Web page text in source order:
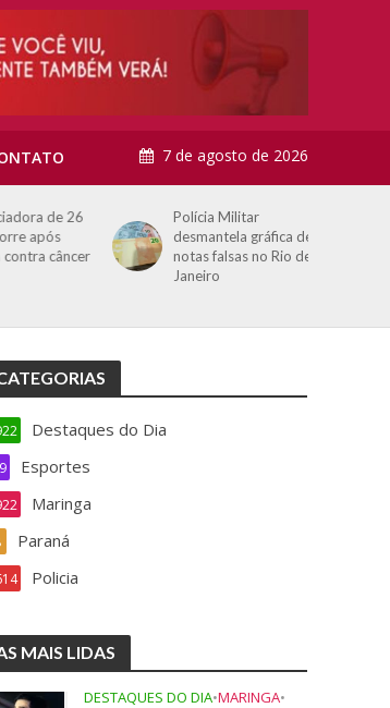
7 de agosto de 2026
de 26
após
câncer
Polícia Militar
desmantela gráfica de
notas falsas no Rio de
Janeiro
Destaques do Dia
Esportes
Maringa
Paraná
Policia
MAIS LIDAS
DESTAQUES DO DIA•MARINGA•